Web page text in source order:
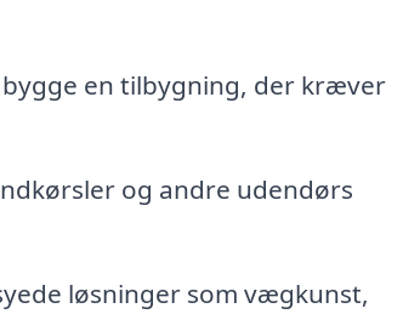
en tilbygning, der kræver
og andre udendørs
løsninger som vægkunst,